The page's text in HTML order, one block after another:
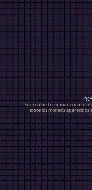
Se prohibe la reproducción total
Todos los modelos